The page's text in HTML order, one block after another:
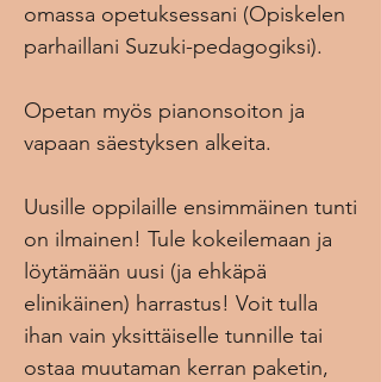
omassa opetuksessani (Opiskelen
parhaillani Suzuki-pedagogiksi).
Opetan myös pianonsoiton ja
vapaan säestyksen alkeita.
Uusille oppilaille ensimmäinen tunti
on ilmainen! Tule kokeilemaan ja
löytämään uusi (ja ehkäpä
elinikäinen) harrastus! Voit tulla
ihan vain yksittäiselle tunnille tai
ostaa muutaman kerran paketin,